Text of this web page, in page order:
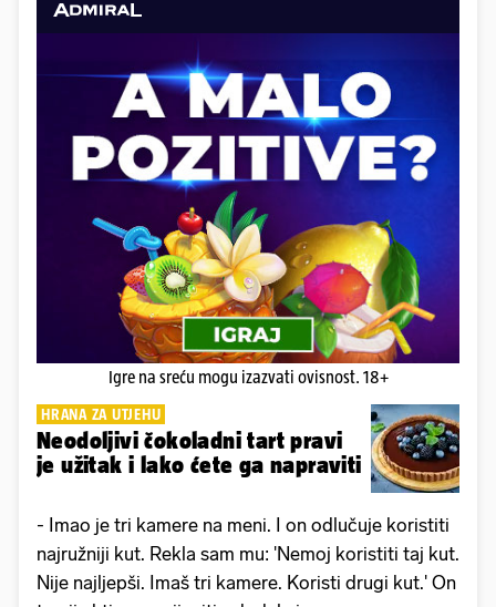
Igre na sreću mogu izazvati ovisnost. 18+
HRANA ZA UTJEHU
Neodoljivi čokoladni tart pravi
je užitak i lako ćete ga napraviti
- Imao je tri kamere na meni. I on odlučuje koristiti
najružniji kut. Rekla sam mu: 'Nemoj koristiti taj kut.
Nije najljepši. Imaš tri kamere. Koristi drugi kut.' On